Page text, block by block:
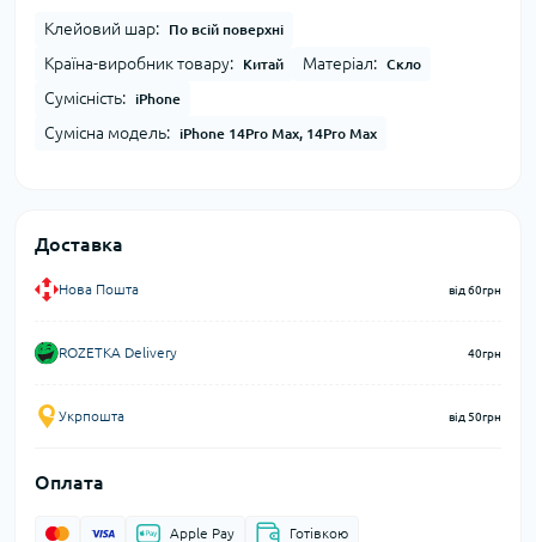
Клейовий шар: По всій поверхні
Країна-виробник товару: Китай Матеріал: Скло
Сумісність: iPhone
Сумісна модель: iPhone 14Pro Max, 14Pro Max
Доставка
Нова Пошта від 60грн
ROZETKA Delivery 40грн
Укрпошта від 50грн
Оплата
Apple Pay Готівкою